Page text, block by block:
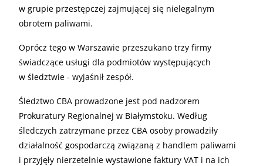
w grupie przestępczej zajmującej się nielegalnym
obrotem paliwami.
Oprócz tego w Warszawie przeszukano trzy firmy
świadczące usługi dla podmiotów występujących
w śledztwie - wyjaśnił zespół.
Śledztwo CBA prowadzone jest pod nadzorem
Prokuratury Regionalnej w Białymstoku. Według
śledczych zatrzymane przez CBA osoby prowadziły
działalność gospodarczą związaną z handlem paliwami
i przyjęły nierzetelnie wystawione faktury VAT i na ich